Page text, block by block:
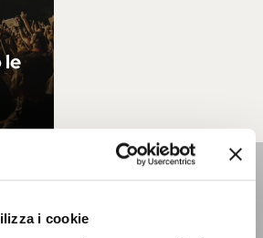
i cookie
le